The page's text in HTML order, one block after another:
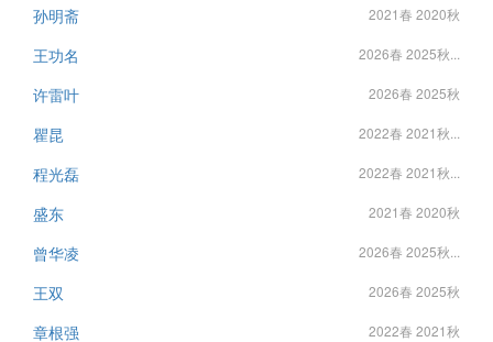
孙明斋 2021春 2020秋
王功名 2026春 2025秋...
许雷叶 2026春 2025秋
瞿昆 2022春 2021秋...
程光磊 2022春 2021秋...
盛东 2021春 2020秋
曾华凌 2026春 2025秋...
王双 2026春 2025秋
章根强 2022春 2021秋